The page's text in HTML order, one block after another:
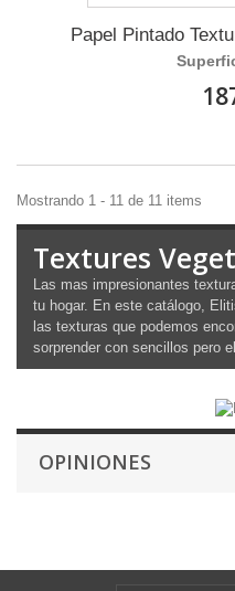
Papel Pintado
Mostrando 1 - 11 de 11 items
Textures
Las mas impresionantes
tu hogar. En este catálogo,
las texturas que podemos
sorprender con sencillos pero
OPINIONES